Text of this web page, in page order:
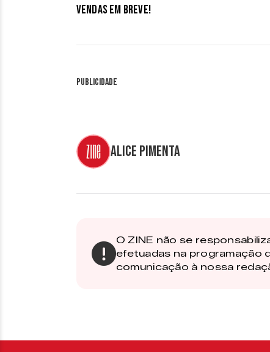
Vendas em breve!
Publicidade
Alice Pimenta
O ZINE não se
efetuadas na programação
comunicação à nossa